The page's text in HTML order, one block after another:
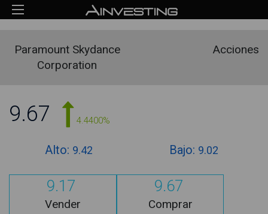
Paramount Skydance
Corporation
Acciones
9.67 4.4400%
Alto: 9.42 Bajo: 9.02
9.17
Vender
9.67
Comprar